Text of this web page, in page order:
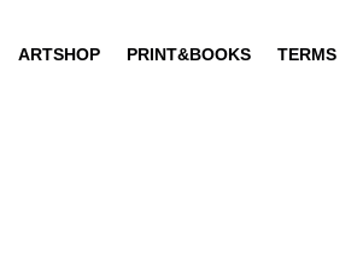
ARTSHOP PRINT&BOOKS TERMS